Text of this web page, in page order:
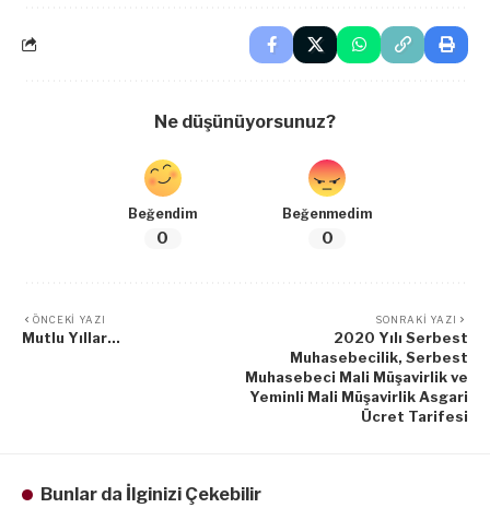
Ne düşünüyorsunuz?
Beğendim
0
Beğenmedim
0
ÖNCEKI YAZI
Mutlu Yıllar…
SONRAKI YAZI
2020 Yılı Serbest
Muhasebecilik, Serbest
Muhasebeci Mali Müşavirlik ve
Yeminli Mali Müşavirlik Asgari
Ücret Tarifesi
Bunlar da İlginizi Çekebilir